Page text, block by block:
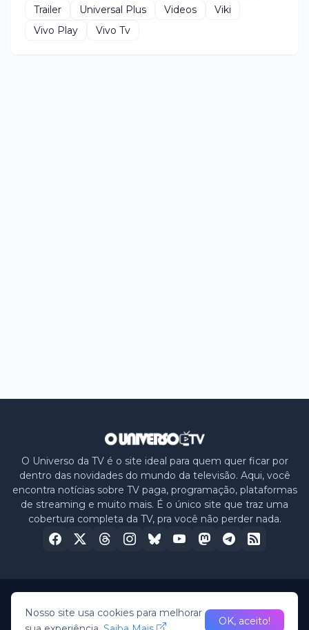
Trailer
Universal Plus Videos
Viki
Vivo Play
Vivo Tv
O Universo da TV é o site ideal para quem quer ficar por
dentro das novidades do mundo da televisão. Aqui, você
encontra notícias sobre TV paga, programação, plataformas
de streaming e muito mais. É o único site que traz uma
cobertura completa da TV, pra você não perder nada.
HomeSobre nósPolítica de PrivacidadeContato
Nosso site usa cookies para melhorar
OK, aceito!